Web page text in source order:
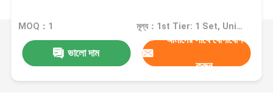
MOQ：1 মূল্য：1st Tier: 1 Set, Unit Price USD 3.00 2nd Tier: 2-5 Sets, Unit Price USD 2.00 3rd Tier: Over 5 Sets, Unit Price USD 1.00
ভালো দাম
আমাদের সাথে যোগাযোগ
করুন